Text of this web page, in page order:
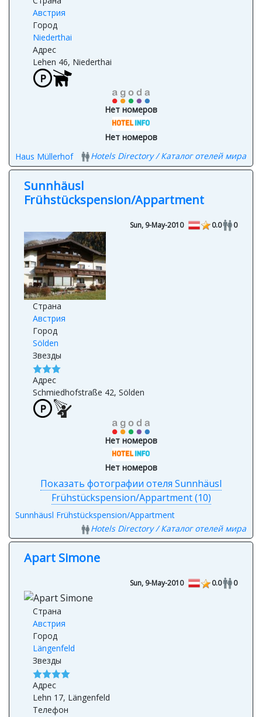
Страна
Австрия
Город
Niederthai
Адрес
Lehen 46, Niederthai
Нет номеров
Haus Müllerhof
Hotels Directory / Каталог отелей мира
Sunnhäusl
Frühstückspension/Appartment
Страна
Австрия
Город
Sölden
Звезды
Адрес
Schmiedhofstraße 42, Sölden
Нет номеров
Нет номеров
Показать фотографии отеля Sunnhäusl
Frühstückspension/Appartment (10)
Sunnhäusl Frühstückspension/Appartment
Hotels Directory / Каталог отелей мира
Apart Simone
Страна
Австрия
Город
Längenfeld
Звезды
Адрес
Lehn 17, Längenfeld